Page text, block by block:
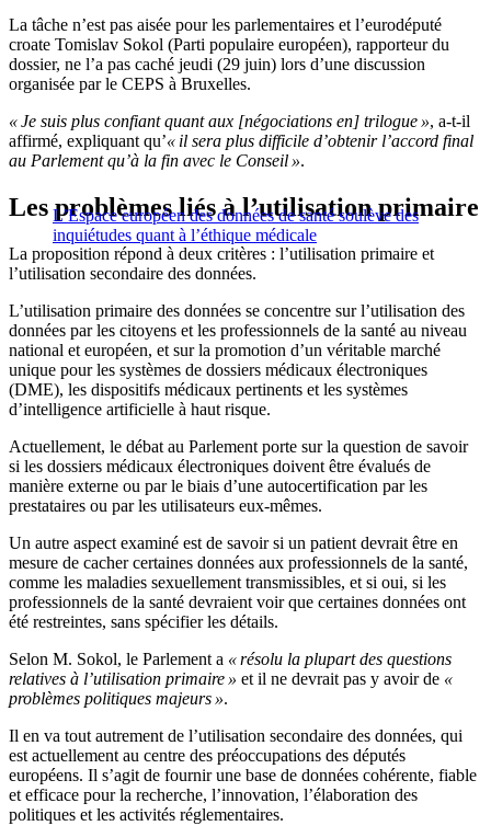
La tâche n’est pas aisée pour les parlementaires et l’eurodéputé
croate Tomislav Sokol (Parti populaire européen), rapporteur du
dossier, ne l’a pas caché jeudi (29 juin) lors d’une discussion
organisée par le CEPS à Bruxelles.
« Je suis plus confiant quant aux [négociations en] trilogue », a-t-il
affirmé, expliquant qu’« il sera plus difficile d’obtenir l’accord final
au Parlement qu’à la fin avec le Conseil ».
L’Espace européen des données de santé soulève des
inquiétudes quant à l’éthique médicale
Les problèmes liés à l’utilisation primaire
La proposition répond à deux critères : l’utilisation primaire et
l’utilisation secondaire des données.
L’utilisation primaire des données se concentre sur l’utilisation des
données par les citoyens et les professionnels de la santé au niveau
national et européen, et sur la promotion d’un véritable marché
unique pour les systèmes de dossiers médicaux électroniques
(DME), les dispositifs médicaux pertinents et les systèmes
d’intelligence artificielle à haut risque.
Actuellement, le débat au Parlement porte sur la question de savoir
si les dossiers médicaux électroniques doivent être évalués de
manière externe ou par le biais d’une autocertification par les
prestataires ou par les utilisateurs eux-mêmes.
Un autre aspect examiné est de savoir si un patient devrait être en
mesure de cacher certaines données aux professionnels de la santé,
comme les maladies sexuellement transmissibles, et si oui, si les
professionnels de la santé devraient voir que certaines données ont
été restreintes, sans spécifier les détails.
Selon M. Sokol, le Parlement a « résolu la plupart des questions
relatives à l’utilisation primaire » et il ne devrait pas y avoir de «
problèmes politiques majeurs ».
Il en va tout autrement de l’utilisation secondaire des données, qui
est actuellement au centre des préoccupations des députés
européens. Il s’agit de fournir une base de données cohérente, fiable
et efficace pour la recherche, l’innovation, l’élaboration des
politiques et les activités réglementaires.